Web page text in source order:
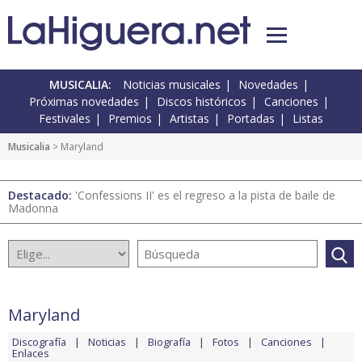
MUSICALIA: Noticias musicales
Novedades
Próximas novedades
Discos históricos
Canciones
Festivales
Premios Artistas Portadas Listas
Musicalia > Maryland
Destacado: 'Confessions II' es el regreso a la pista de baile de
Madonna
Maryland
Discografía Noticias Biografía Fotos Canciones
Enlaces